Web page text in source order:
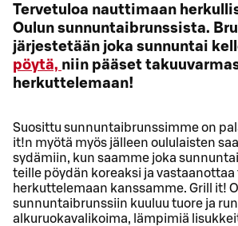
Tervetuloa nauttimaan
Oulun sunnuntaibrunssista.
järjestetään joka sunnuntai
pöytä, niin pääset
herkuttelemaan!
Suosittu sunnuntaibrunssimme on
it!n myötä myös jälleen oululaisten
sydämiin, kun saamme joka
teille pöydän koreaksi ja
herkuttelemaan kanssamme. Grill it!
sunnuntaibrunssiin kuuluu tuore ja
alkuruokavalikoima, lämpimiä